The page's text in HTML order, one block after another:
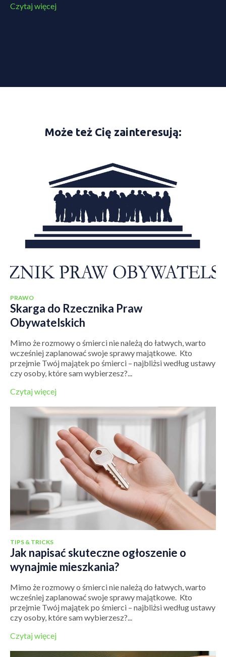
Czytaj więcej
Może też Cię zainteresują:
PRAWO
Skarga do Rzecznika Praw
Obywatelskich
Mimo że rozmowy o śmierci nie należą do łatwych, warto
wcześniej zaplanować swoje sprawy majątkowe. Kto
przejmie Twój majątek po śmierci – najbliżsi według ustawy
czy osoby, które sam wybierzesz?...
Czytaj więcej
TIPS & TRICKS
Jak napisać skuteczne ogłoszenie o
wynajmie mieszkania?
Mimo że rozmowy o śmierci nie należą do łatwych, warto
wcześniej zaplanować swoje sprawy majątkowe. Kto
przejmie Twój majątek po śmierci – najbliżsi według ustawy
czy osoby, które sam wybierzesz?...
Czytaj więcej